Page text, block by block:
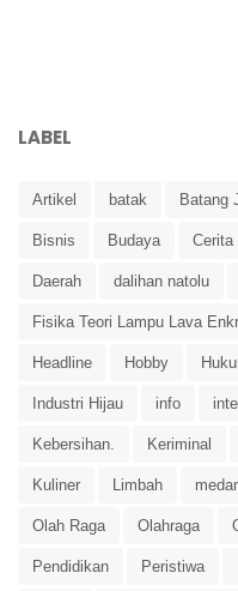
LABEL
Artikel batak Batang
Bisnis Budaya Cerita
Daerah dalihan natolu
Fisika Teori Lampu Lava
Headline Hobby
Industri Hijau info
Kebersihan. Keriminal
Kuliner Limbah
Olah Raga Olahraga
Pendidikan Peristiwa